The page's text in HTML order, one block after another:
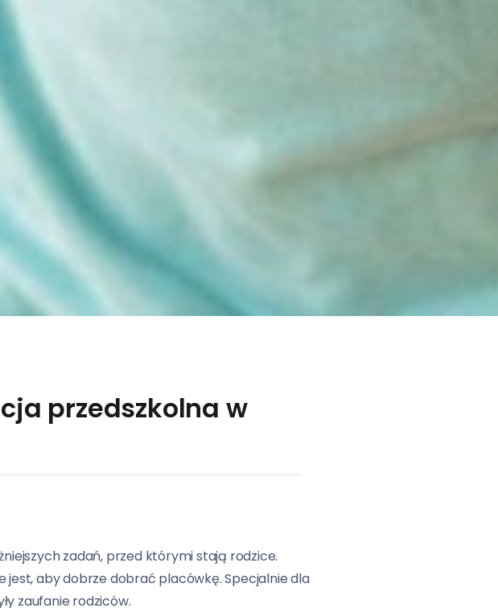
przedszkolna w
zadań, przed którymi stają rodzice.
jest, aby dobrze dobrać placówkę. Specjalnie dla
zaufanie rodziców.